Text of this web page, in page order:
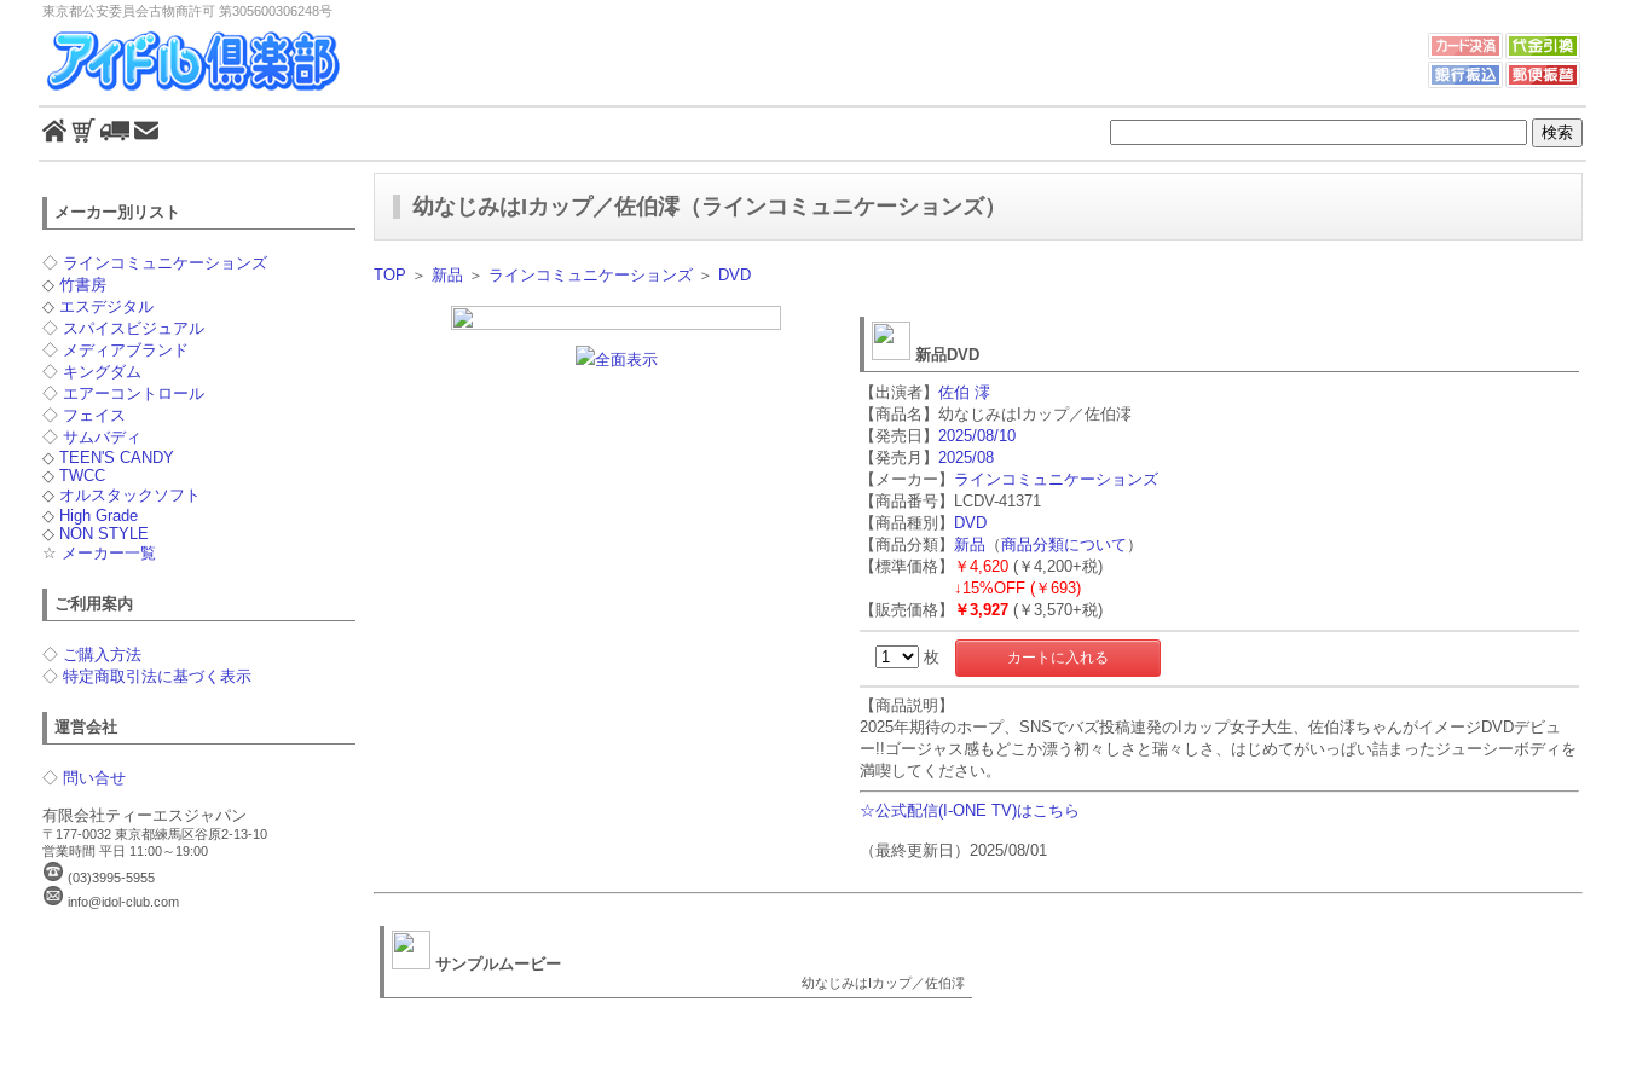
東京都公安委員会古物商許可 第305600306248号
メーカー別リスト
◇ ラインコミュニケーションズ
◇ 竹書房
◇ エスデジタル
◇ スパイスビジュアル
◇ メディアブランド
◇ キングダム
◇ エアーコントロール
◇ フェイス
◇ サムバディ
◇ TEEN'S CANDY
◇ TWCC
◇ オルスタックソフト
◇ High Grade
◇ NON STYLE
☆ メーカー一覧
ご利用案内
◇ ご購入方法
◇ 特定商取引法に基づく表示
運営会社
◇ 問い合せ
有限会社ティーエスジャパン
〒177-0032 東京都練馬区谷原2-13-10
営業時間 平日 11:00～19:00
(03)3995-5955
info@idol-club.com
幼なじみはIカップ／佐伯澪（ラインコミュニケーションズ）
TOP ＞ 新品 ＞ ラインコミュニケーションズ ＞ DVD
全面表示 新品DVD
【出演者】 佐伯 澪
【商品名】幼なじみはIカップ／佐伯澪
【発売日】 2025/08/10
【発売月】 2025/08
【メーカー】 ラインコミュニケーションズ
【商品番号】LCDV-41371
【商品種別】
DVD
【商品分類】 新品 （商品分類について ）
【標準価格】
￥4,620 (￥4,200+税)
↓ 15%OFF (￥693)
【販売価格】
￥3,927 (￥3,570+税)
枚
【商品説明】
2025年期待のホープ、SNSでバズ投稿連発のIカップ女子大生、佐伯澪ちゃんがイメージDVDデビュ
ー!!ゴージャス感もどこか漂う初々しさと瑞々しさ、はじめてがいっぱい詰まったジューシーボディを
満喫してください。
☆公式配信(I-ONE TV)はこちら
（最終更新日）2025/08/01
サンプルムービー
幼なじみはIカップ／佐伯澪